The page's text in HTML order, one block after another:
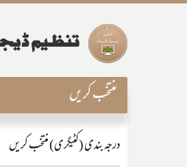
منتخب کریں
درجہ بندی (کٹیگری) منتخب کریں